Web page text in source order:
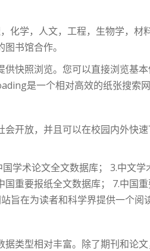
化学，人文，工程，生物学，材
书馆合作。
快照浏览。您可以直接浏览基
是一个相对高效的纸张搜索
开放，并且可以在校园内外快
学术论文全文数据库； 3.中文
重要报纸全文数据库； 7.中国
旨在为读者和科学界提供一个阅
类型相对丰富。除了期刊和论